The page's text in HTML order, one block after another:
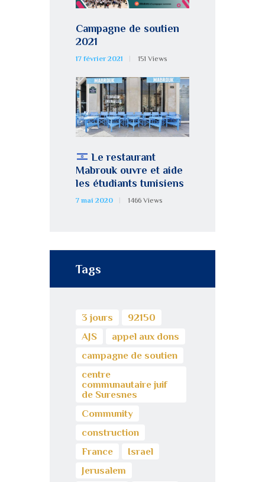
Campagne de soutien
2021
17 février 2021 151 Views
Le restaurant
Mabrouk ouvre et aide
les étudiants tunisiens
7 mai 2020 1466 Views
Tags
3 jours
92150
AJS
appel aux dons
campagne de soutien
centre
communautaire juif
de Suresnes
Community
construction
France
Israel
Jerusalem